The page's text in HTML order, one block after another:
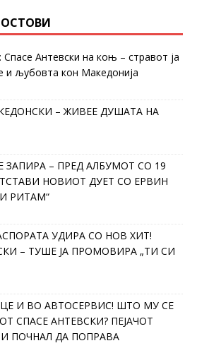
Спасе Антевски на коњ – стравот ја
и љубовта кон Македонија
– ЖИВЕЕ ДУШАТА НА
ЗАПИРА – ПРЕД АЛБУМОТ СО 19
НОВИОТ ДУЕТ СО ЕРВИН
РИТАМ“
УДИРА СО НОВ ХИТ!
– ТУШЕ ЈА ПРОМОВИРА „ТИ СИ
И ВО АВТОСЕРВИС! ШТО МУ СЕ
СПАСЕ АНТЕВСКИ? ПЕЈАЧОТ
ПОЧНАЛ ДА ПОПРАВА